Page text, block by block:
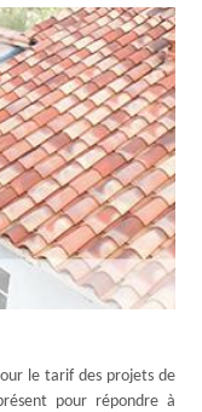
le tarif des projets de
pour répondre à